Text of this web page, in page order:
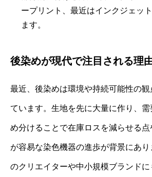
ープリント、最近はインクジェッ
ます。
後染めが現代で注目される理
最近、後染めは環境や持続可能性の
ています。生地を先に大量に作り、
め分けることで在庫ロスを減らせる
が容易な染色機器の進歩が背景にあり
のクリエイターや中小規模ブランド